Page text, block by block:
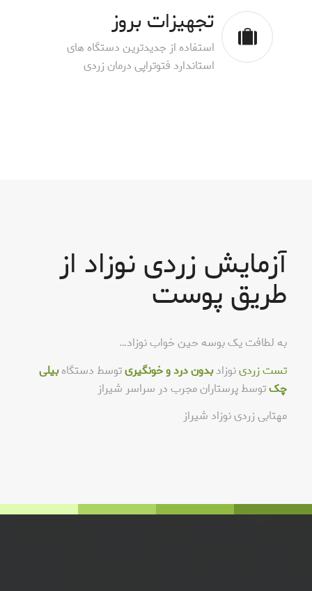
تجهیزات بروز
استفاده از جدیدترین دستگاه های
استاندارد فتوتراپی درمان زردی
آزمایش زردی نوزاد از
طریق پوست
به لطافت یک بوسه حین خواب نوزاد…
تست زردینوزادبدون درد و خونگیریتوسط دستگاهبیلی
چکتوسط پرستاران مجرب در سراسر شیراز
مهتابی زردی نوزاد شیراز